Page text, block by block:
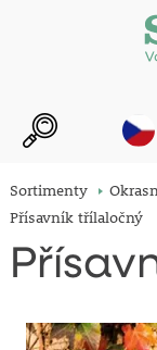
Sortimenty
Přísavník třílaločný